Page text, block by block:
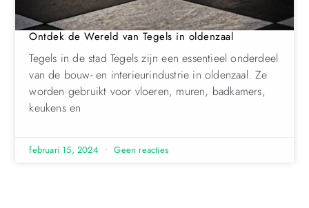
Ontdek de Wereld van Tegels in oldenzaal
Tegels in de stad Tegels zijn een essentieel onderdeel
van de bouw- en interieurindustrie in oldenzaal. Ze
worden gebruikt voor vloeren, muren, badkamers,
keukens en
februari 15, 2024 Geen reacties